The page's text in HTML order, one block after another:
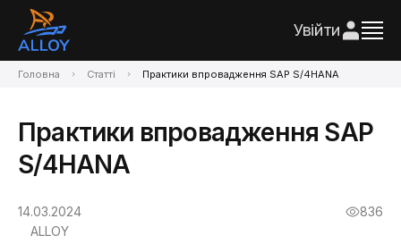
Увійти
Головна Статті Практики впровадження SAP S/4HANA
Практики впровадження SAP
S/4HANA
14.03.2024
ALLOY
836